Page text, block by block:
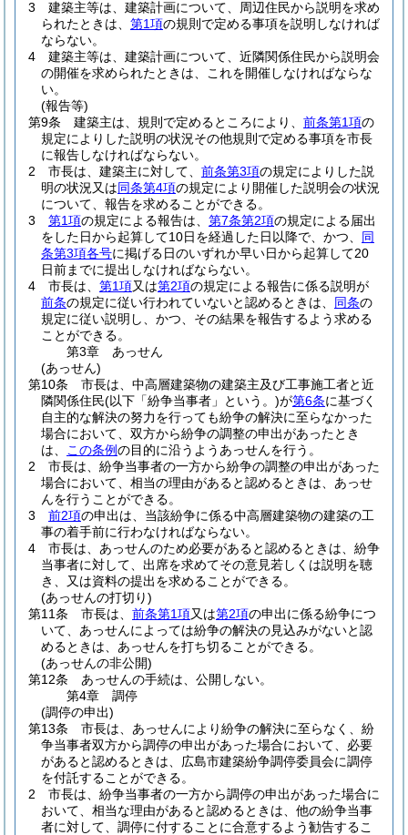
3
建築主等は、建築計画について、周辺住民から説明を求め
られたときは、 第1項の規則で定める事項を説明しなければ
ならない。
4
建築主等は、建築計画について、近隣関係住民から説明会
の開催を求められたときは、これを開催しなければならな
い。
(報告等)
第9条
建築主は、規則で定めるところにより、 前条第1項の
規定によりした説明の状況その他規則で定める事項を市長
に報告しなければならない。
2
市長は、建築主に対して、 前条第3項の規定によりした説
明の状況又は同条第4項の規定により開催した説明会の状況
について、報告を求めることができる。
3
第1項の規定による報告は、 第7条第2項の規定による届出
をした日から起算して10日を経過した日以降で、かつ、 同
条第3項各号に掲げる日のいずれか早い日から起算して20
日前までに提出しなければならない。
4
市長は、 第1項又は第2項の規定による報告に係る説明が
前条の規定に従い行われていないと認めるときは、 同条の
規定に従い説明し、かつ、その結果を報告するよう求める
ことができる。
第3章
あっせん
(あっせん)
第10条
市長は、中高層建築物の建築主及び工事施工者と近
隣関係住民(以下「紛争当事者」という。)が第6条に基づく
自主的な解決の努力を行っても紛争の解決に至らなかった
場合において、双方から紛争の調整の申出があったとき
は、
この条例の目的に沿うようあっせんを行う。
2
市長は、紛争当事者の一方から紛争の調整の申出があった
場合において、相当の理由があると認めるときは、あっせ
んを行うことができる。
3
前2項の申出は、当該紛争に係る中高層建築物の建築の工
事の着手前に行わなければならない。
4
市長は、あっせんのため必要があると認めるときは、紛争
当事者に対して、出席を求めてその意見若しくは説明を聴
き、又は資料の提出を求めることができる。
(あっせんの打切り)
第11条
市長は、 前条第1項又は第2項の申出に係る紛争につ
いて、あっせんによっては紛争の解決の見込みがないと認
めるときは、あっせんを打ち切ることができる。
(あっせんの非公開)
第12条
あっせんの手続は、公開しない。
第4章
調停
(調停の申出)
第13条
市長は、あっせんにより紛争の解決に至らなく、紛
争当事者双方から調停の申出があった場合において、必要
があると認めるときは、広島市建築紛争調停委員会に調停
を付託することができる。
2
市長は、紛争当事者の一方から調停の申出があった場合に
おいて、相当な理由があると認めるときは、他の紛争当事
者に対して、調停に付することに合意するよう勧告するこ